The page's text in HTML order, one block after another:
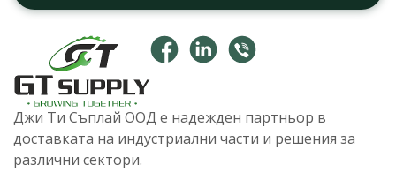
Джи Ти Съплай ООД е надежден партньор в
доставката на индустриални части и решения за
различни сектори.